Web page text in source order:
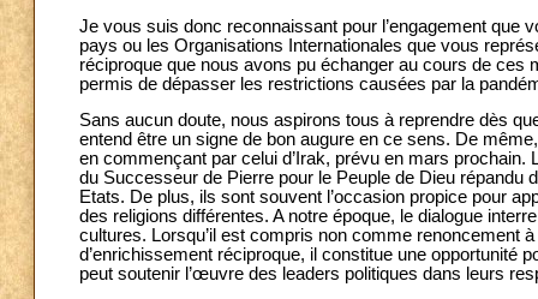
Je vous suis donc reconnaissant pour l’engagement que
pays ou les Organisations Internationales que vous
réciproque que nous avons pu échanger au cours de ces
permis de dépasser les restrictions causées par la
Sans aucun doute, nous aspirons tous à reprendre dès
entend être un signe de bon augure en ce sens. De
en commençant par celui d’Irak, prévu en mars
du Successeur de Pierre pour le Peuple de Dieu répandu
Etats. De plus, ils sont souvent l’occasion propice pour
des religions différentes. A notre époque, le dialogue
cultures. Lorsqu’il est compris non comme renoncement
d’enrichissement réciproque, il constitue une opportunité
peut soutenir l’œuvre des leaders politiques dans leurs